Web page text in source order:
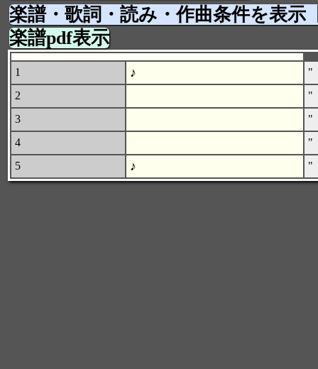
楽譜・歌詞・読み・作曲条件を表示
楽譜pdf表示
1 ♪
"
2
"
3
"
4
"
5
♪ "